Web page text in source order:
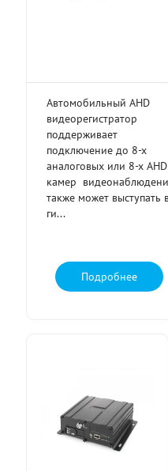
Автомобильный AHD
видеорегистратор
поддерживает
подключение до 8-х
аналоговых или 8-х AHD
камер видеонаблюдения,
также может выступать в
ги...
Подробнее